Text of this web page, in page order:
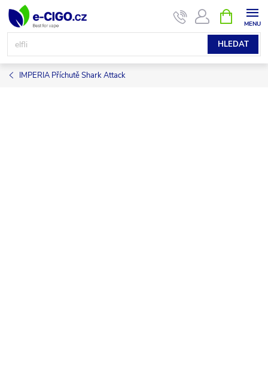
Přejít
obsah
HLEDAT
NÁKUPNÍ
KOŠÍK
IMPERIA Příchutě Shark Attack